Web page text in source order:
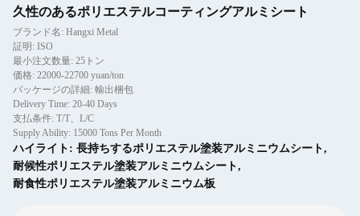
久性のあるポリエステルコーティングアルミシート
ブランド名: Hangxi Metal
証明: ISO
最小注文数量: 25トン
価格: 22000-22700 yuan/ton
パッケージの詳細: 輸出梱包
Delivery Time: 20-40 Days
支払条件: T/T、L/C
Supply Ability: 15000 Tons Per Month
ハイライト: 長持ちするポリエステル塗装アルミニウムシート,
耐候性ポリエステル塗装アルミニウムシート,
耐食性ポリエステル塗装アルミニウム板